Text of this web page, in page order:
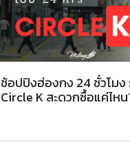
ช้อปปิงฮ่องกง 24 ชั่วโมง
Circle K สะดวกซื้อแค่ไหน